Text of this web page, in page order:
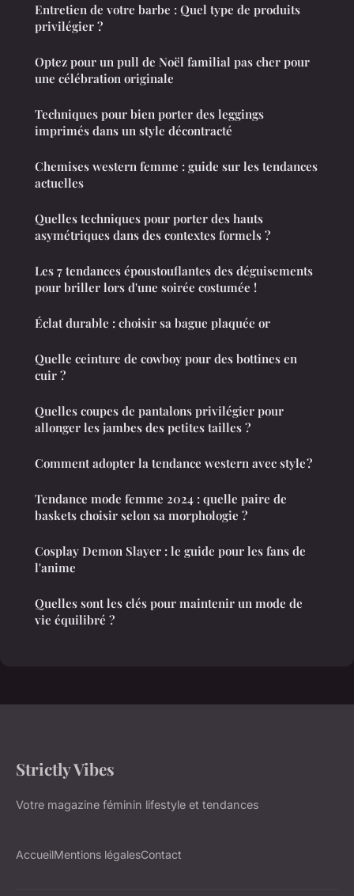
Entretien de votre barbe : Quel type de produits
privilégier ?
Optez pour un pull de Noël familial pas cher pour
une célébration originale
Techniques pour bien porter des leggings
imprimés dans un style décontracté
Chemises western femme : guide sur les tendances
actuelles
Quelles techniques pour porter des hauts
asymétriques dans des contextes formels ?
Les 7 tendances époustouflantes des déguisements
pour briller lors d'une soirée costumée !
Éclat durable : choisir sa bague plaquée or
Quelle ceinture de cowboy pour des bottines en
cuir ?
Quelles coupes de pantalons privilégier pour
allonger les jambes des petites tailles ?
Comment adopter la tendance western avec style ?
Tendance mode femme 2024 : quelle paire de
baskets choisir selon sa morphologie ?
Cosplay Demon Slayer : le guide pour les fans de
l'anime
Quelles sont les clés pour maintenir un mode de
vie équilibré ?
Strictly Vibes
Votre magazine féminin lifestyle et tendances
AccueilMentions légalesContact